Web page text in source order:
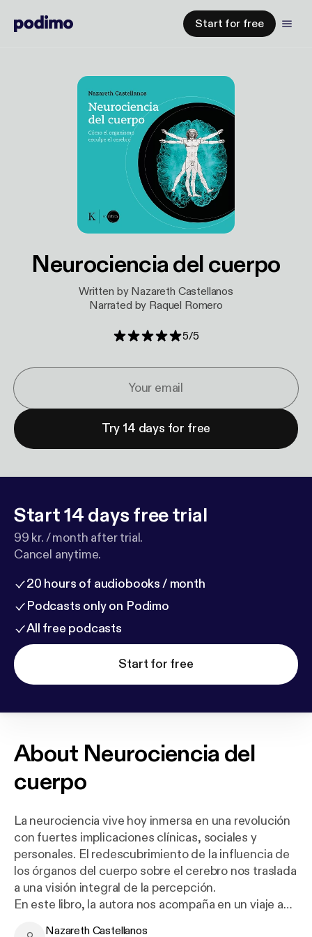
Start for free
Neurociencia del cuerpo
Written by Nazareth Castellanos
Narrated by Raquel Romero
5/5
Try 14 days for free
Start 14 days free trial
99 kr. / month after trial.
Cancel anytime.
20 hours of audiobooks / month
Podcasts only on Podimo
All free podcasts
Start for free
About Neurociencia del
cuerpo
La neurociencia vive hoy inmersa en una revolución
con fuertes implicaciones clínicas, sociales y
personales. El redescubrimiento de la influencia de
los órganos del cuerpo sobre el cerebro nos traslada
a una visión integral de la percepción.
En este libro, la autora nos acompaña en un viaje a
Nazareth Castellanos